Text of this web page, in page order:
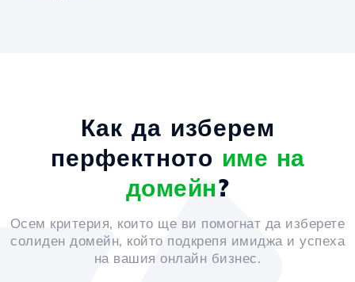
Как да изберем
перфектното име на
домейн?
Осем критерия, които ще ви помогнат да изберете
солиден домейн, който подкрепя имиджа и успеха
на вашия онлайн бизнес.